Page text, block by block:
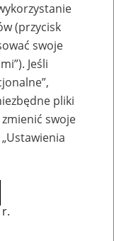
pracy
(przycisk
swoje
Jeśli
pliki
swoje